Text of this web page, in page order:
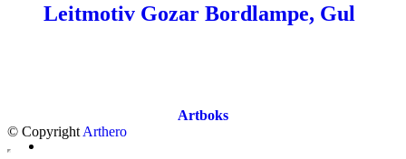
Leitmotiv Gozar Bordlampe, Gul
Artboks
© Copyright Arthero